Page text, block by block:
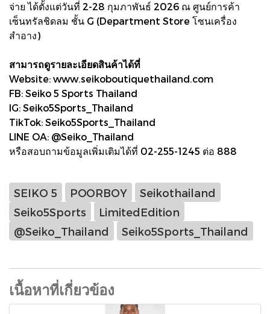
จ่าย ได้ตั้งแต่วันที่ 2-28 กุมภาพันธ์ 2026 ณ ศูนย์การค้า
เซ็นทรัลชิดลม ชั้น G (Department Store โซนเครื่อง
สำอาง)
สามารถดูรายละเอียดสินค้าได้ที่
Website: www.seikoboutiquethailand.com
FB: Seiko 5 Sports Thailand
IG: Seiko5Sports_Thailand
TikTok: Seiko5Sports_Thailand
LINE OA: @Seiko_Thailand
หรือสอบถามข้อมูลเพิ่มเติมได้ที่ 02-255-1245 ต่อ 888
SEIKO 5 POORBOY
Seikothailand
Seiko5Sports
LimitedEdition
@Seiko_Thailand
Seiko5Sports_Thailand
เนื้อหาที่เกี่ยวข้อง